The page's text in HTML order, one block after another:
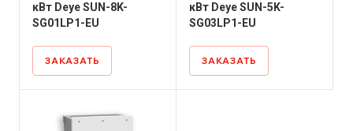
кВт Deye SUN-8K-
SG01LP1-EU
ЗАКАЗАТЬ
кВт Deye SUN-5K-
SG03LP1-EU
ЗАКАЗАТЬ